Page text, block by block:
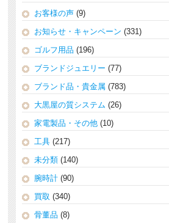
お客様の声 (9)
お知らせ・キャンペーン (331)
ゴルフ用品 (196)
ブランドジュエリー (77)
ブランド品・貴金属 (783)
大黒屋の質システム (26)
家電製品・その他 (10)
工具 (217)
未分類 (140)
腕時計 (90)
買取 (340)
骨董品 (8)